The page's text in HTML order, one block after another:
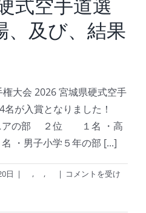
式空手道選
、及び、結果
大会 2026 宮城県硬式空手
が入賞となりました！
ニアの部 ２位 １名 ・高
男子小学５年の部 [...]
日 | , , | 2026
コメントを受け